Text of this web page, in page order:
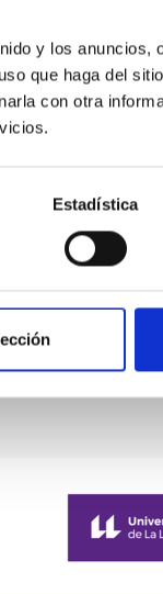
y los anuncios,
que haga del
con otra
Estadística